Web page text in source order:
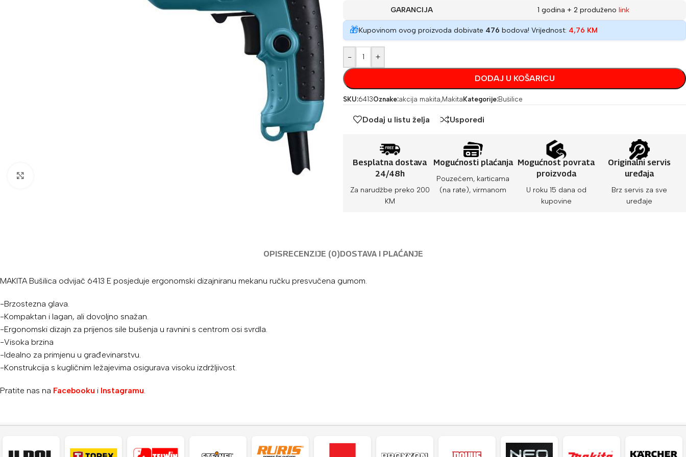
GARANCIJA 1 godina + 2 produženo link
🎁Kupovinom ovog proizvoda dobivate 476 bodova! Vrijednost: 4,76 KM
- +
DODAJ U KOŠARICU
SKU:6413Oznake:akcija makita,Makita Kategorije:Bušilice
Dodaj u listu želja Usporedi
Besplatna dostava
24/48h
Za narudžbe preko 200
KM
Mogućnosti plaćanja
Pouzećem, karticama
(na rate), virmanom
Mogućnost povrata
proizvoda
U roku 15 dana od
kupovine
Originalni servis
uređaja
Brz servis za sve
uređaje
OPISRECENZIJE (0)DOSTAVA I PLAĆANJE
MAKITA Bušilica odvijač 6413 E posjeduje ergonomski dizajniranu mekanu ručku presvučena gumom.
-Brzostezna glava.
-Kompaktan i lagan, ali dovoljno snažan.
-Ergonomski dizajn za prijenos sile bušenja u ravnini s centrom osi svrdla.
-Visoka brzina
-Idealno za primjenu u građevinarstvu.
-Konstrukcija s kugličnim ležajevima osigurava visoku izdržljivost.
Pratite nas na Facebooku i Instagramu.